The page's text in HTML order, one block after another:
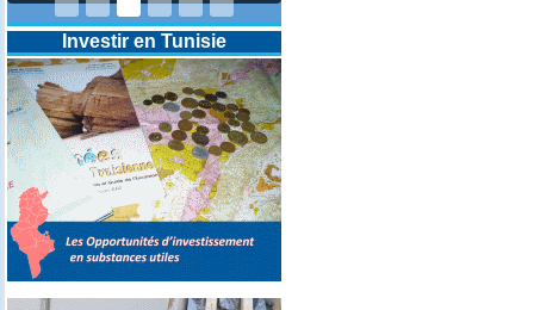
Investir en Tunisie